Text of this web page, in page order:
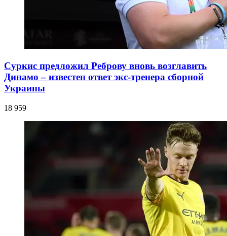
Суркис предложил Реброву вновь возглавить
Динамо – известен ответ экс-тренера сборной
Украины
18 959